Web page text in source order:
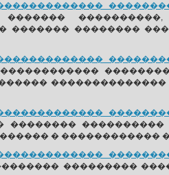
������� ��������
��������
�������� �
���������